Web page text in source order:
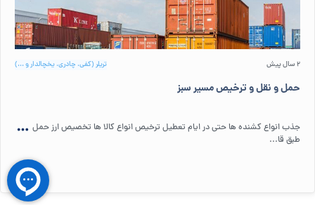
2 سال پیش تریلر (کفی، چادری، یخچالدار و ...)
حمل و نقل و ترخیص مسیر سبز
جذب انواع کشنده ها حتی در ایام تعطیل ترخیص انواع کالا ها تخصیص ارز حمل
طبق قا...